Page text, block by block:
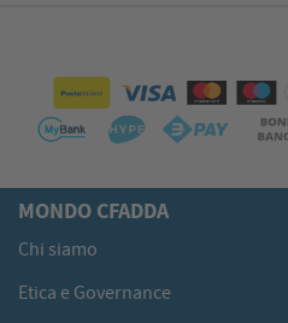
MONDO CFADDA
Chi siamo
Etica e Governance